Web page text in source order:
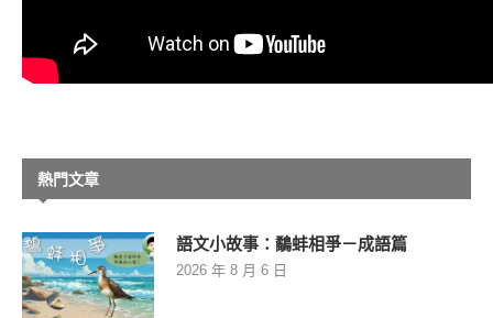
熱門文章
語文小故事：鷸蚌相爭－成語篇
2026 年 8 月 6 日